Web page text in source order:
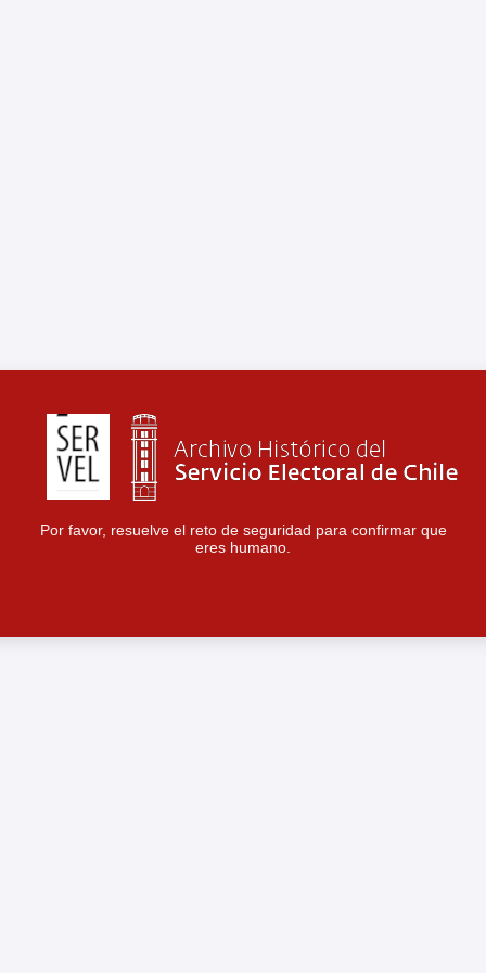
Por favor, resuelve el reto de seguridad para confirmar que
eres humano.